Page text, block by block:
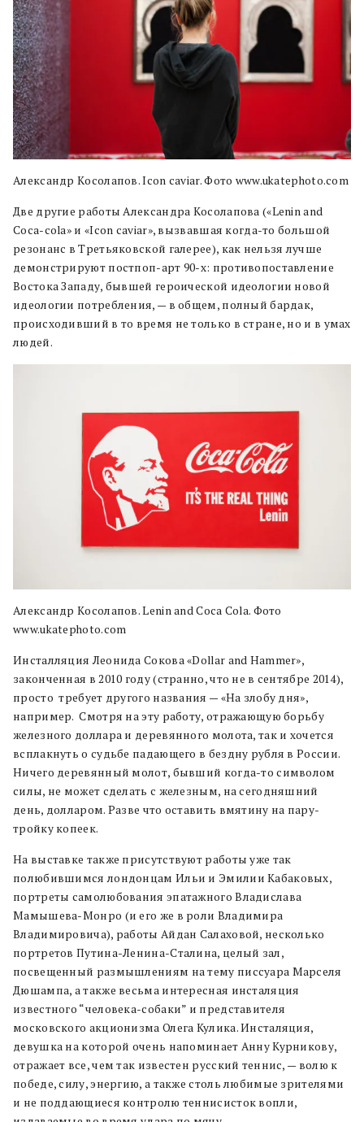
Александр Косолапов. Icon caviar. Фото www.ukatephoto.com
Две другие работы Александра Косолапова («Lenin and
Coca-cola» и «Icon caviar», вызвавшая когда-то большой
резонанс в Третьяковской галерее), как нельзя лучше
демонстрируют постпоп-арт 90-х: противопоставление
Востока Западу, бывшей героической идеологии новой
идеологии потребления, — в общем, полный бардак,
происходивший в то время не только в стране, но и в умах
людей.
Александр Косолапов. Lenin and Coca Cola. Фото
www.ukatephoto.com
Инсталляция Леонида Сокова «Dollar and Hammer»,
законченная в 2010 году (странно, что не в сентябре 2014),
просто требует другого названия — «На злобу дня»,
например. Смотря на эту работу, отражающую борьбу
железного доллара и деревянного молота, так и хочется
всплакнуть о судьбе падающего в бездну рубля в России.
Ничего деревянный молот, бывший когда-то символом
силы, не может сделать с железным, на сегодняшний
день, долларом. Разве что оставить вмятину на пару-
тройку копеек.
На выставке также присутствуют работы уже так
полюбившимся лондонцам Ильи и Эмилии Кабаковых,
портреты самолюбования эпатажного Владислава
Мамышева-Монро (и его же в роли Владимира
Владимировича), работы Айдан Салаховой, несколько
портретов Путина-Ленина-Сталина, целый зал,
посвещенный размышлениям на тему писсуара Марселя
Дюшампа, а также весьма интересная инсталяция
известного “человека-собаки” и представителя
московского акционизма Олега Кулика. Инсталяция,
девушка на которой очень напоминает Анну Курникову,
отражает все, чем так известен русский теннис, — волю к
победе, силу, энергию, а также столь любимые зрителями
и не поддающиеся контролю теннисисток вопли,